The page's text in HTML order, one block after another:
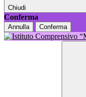
Chiudi
Conferma
Annulla Conferma